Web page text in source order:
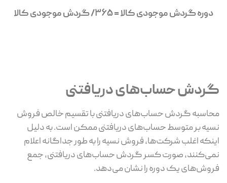
دوره گردش موجودی کالا = 365/ گردش موجودی کالا
گردش حساب‌های دریافتنی
محاسبه گردش حساب‌های دریافتنی با تقسیم خالص فروش
نسیه بر متوسط حساب‌های دریافتنی ممکن است. به دلیل
اینکه اغلب شرکت‌ها، فروش نسیه را به طور جداگانه اعلام
نمی‌کنند، صورت کسر گردش حساب‌های دریافتنی، جمع
فروش‌های یک دوره را نشان می‌دهد.